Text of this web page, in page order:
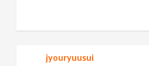
jyouryuusui